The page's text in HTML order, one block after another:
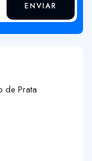
ENVIAR
de Prata